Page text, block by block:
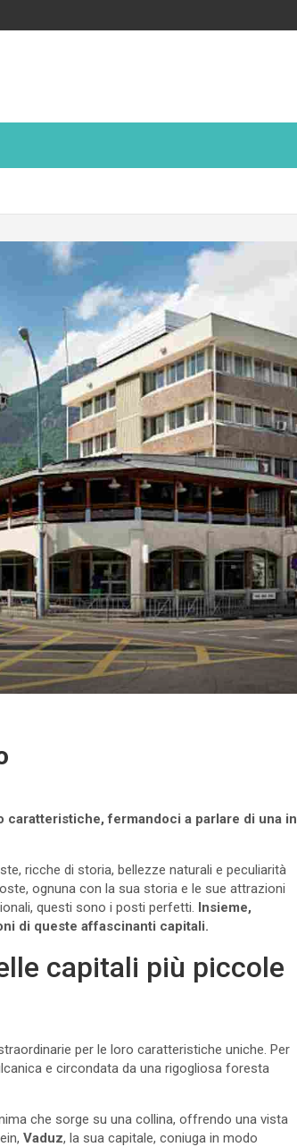
fermandoci a parlare di una in
ricche di storia, bellezze naturali e peculiarità
ognuna con la sua storia e le sue attrazioni
questi sono i posti perfetti. Insieme,
di queste affascinanti capitali.
capitali più piccole
per le loro caratteristiche uniche. Per
e circondata da una rigogliosa foresta
che sorge su una collina, offrendo una vista
Vaduz, la sua capitale, coniuga in modo